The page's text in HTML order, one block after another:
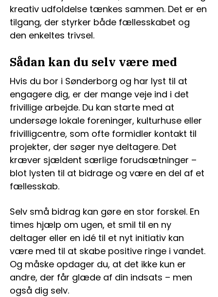
kreativ udfoldelse tænkes sammen. Det er en
tilgang, der styrker både fællesskabet og
den enkeltes trivsel.
Sådan kan du selv være med
Hvis du bor i Sønderborg og har lyst til at
engagere dig, er der mange veje ind i det
frivillige arbejde. Du kan starte med at
undersøge lokale foreninger, kulturhuse eller
frivilligcentre, som ofte formidler kontakt til
projekter, der søger nye deltagere. Det
kræver sjældent særlige forudsætninger –
blot lysten til at bidrage og være en del af et
fællesskab.
Selv små bidrag kan gøre en stor forskel. En
times hjælp om ugen, et smil til en ny
deltager eller en idé til et nyt initiativ kan
være med til at skabe positive ringe i vandet.
Og måske opdager du, at det ikke kun er
andre, der får glæde af din indsats – men
også dig selv.